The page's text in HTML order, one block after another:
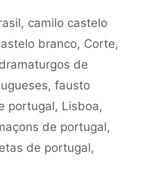
, camilo castelo
branco, Corte,
dramaturgos de
, fausto
portugal, Lisboa,
de portugal,
de portugal,